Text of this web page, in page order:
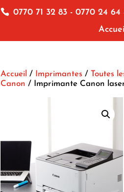
0770 71 32 83 - 0770 24 64
Accueil / Imprimantes/ Toutes
Canon / Imprimante Canon